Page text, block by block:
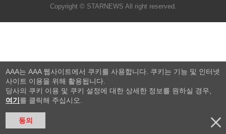
Copyright © STARNEWS All right reserved.
AAA는 AAA 웹사이트에서 쿠키를 사용합니다. 쿠키는 기능 및 인터넷
사이트 이용을 위해 활용됩니다.
당사의 쿠키 이용 및 쿠키 설정에 대한 상세한 정보를 원하실 경우,
여기 를 클릭해 주십시오.
동의